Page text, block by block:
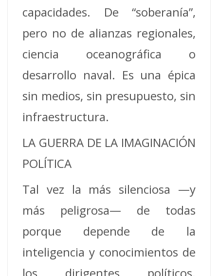
capacidades. De “soberanía”,
pero no de alianzas regionales,
ciencia oceanográfica o
desarrollo naval. Es una épica
sin medios, sin presupuesto, sin
infraestructura.
LA GUERRA DE LA IMAGINACIÓN
POLÍTICA
Tal vez la más silenciosa —y
más peligrosa— de todas
porque depende de la
inteligencia y conocimientos de